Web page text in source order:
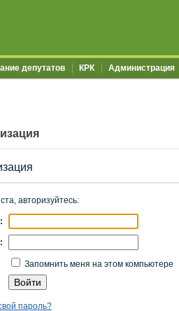
депутатов КРК Администрация
авторизуйтесь:
Запомнить меня на этом компьютере
пароль?